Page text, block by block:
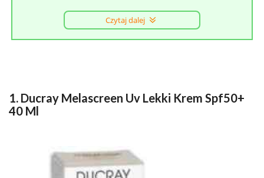
Czytaj dalej
1. Ducray Melascreen Uv Lekki Krem Spf50+
40 Ml